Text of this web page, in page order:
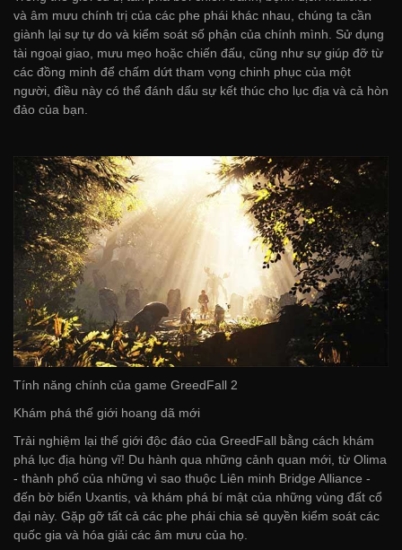
và âm mưu chính trị của các phe phái khác nhau, chúng ta cần
giành lại sự tự do và kiểm soát số phận của chính mình. Sử dụng
tài ngoại giao, mưu mẹo hoặc chiến đấu, cũng như sự giúp đỡ từ
các đồng minh để chấm dứt tham vọng chinh phục của một
người, điều này có thể đánh dấu sự kết thúc cho lục địa và cả hòn
đảo của bạn.
Tính năng chính của game GreedFall 2
Khám phá thế giới hoang dã mới
Trải nghiệm lại thế giới độc đáo của GreedFall bằng cách khám
phá lục địa hùng vĩ! Du hành qua những cảnh quan mới, từ Olima
- thành phố của những vì sao thuộc Liên minh Bridge Alliance -
đến bờ biển Uxantis, và khám phá bí mật của những vùng đất cổ
đại này. Gặp gỡ tất cả các phe phái chia sẻ quyền kiểm soát các
quốc gia và hóa giải các âm mưu của họ.